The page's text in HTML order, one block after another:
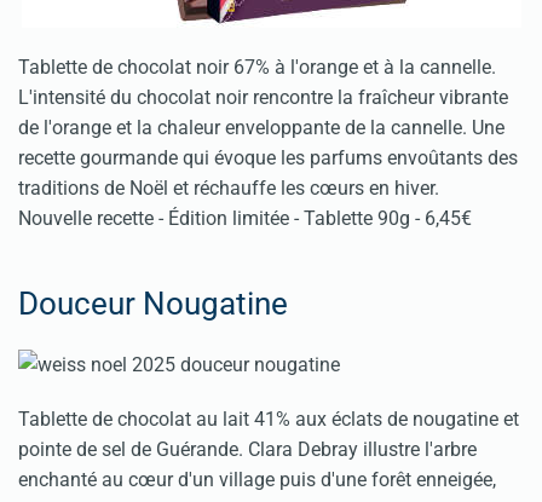
Tablette de chocolat noir 67% à l'orange et à la cannelle.
L'intensité du chocolat noir rencontre la fraîcheur vibrante
de l'orange et la chaleur enveloppante de la cannelle. Une
recette gourmande qui évoque les parfums envoûtants des
traditions de Noël et réchauffe les cœurs en hiver.
Nouvelle recette - Édition limitée - Tablette 90g - 6,45€
Douceur Nougatine
Tablette de chocolat au lait 41% aux éclats de nougatine et
pointe de sel de Guérande. Clara Debray illustre l'arbre
enchanté au cœur d'un village puis d'une forêt enneigée,